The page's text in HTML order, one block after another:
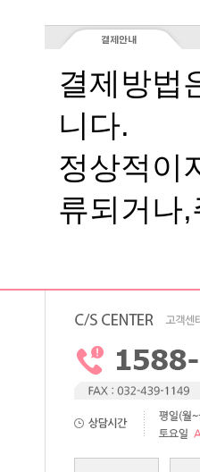
니다.
류되거나